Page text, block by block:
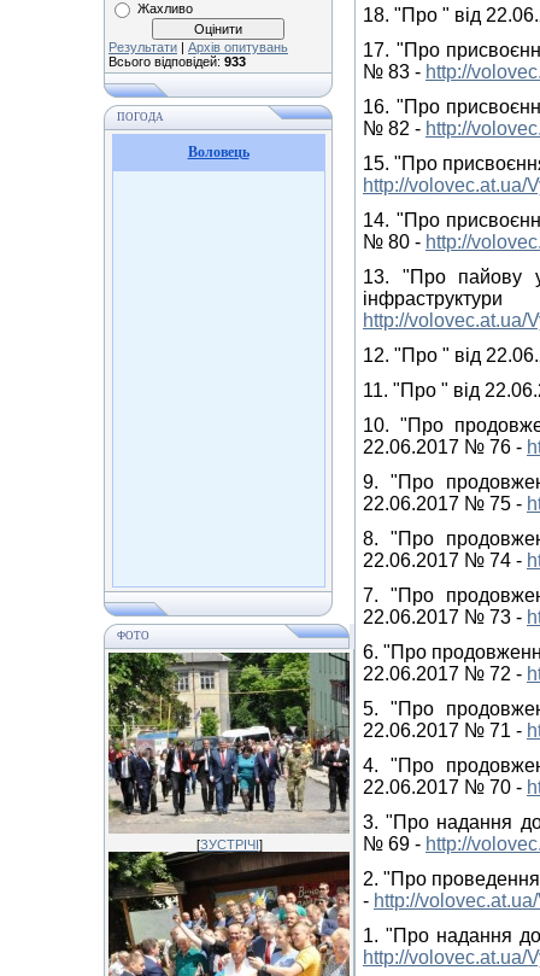
Жахливо
Результати | Архів опитувань
Всього відповідей: 933
ПОГОДА
Воловець
ФОТО
[ЗУСТРІЧІ]
18. "Про " від
17. "Про
№ 83 - http://
16. "Про
№ 82 - http://
15. "Про
http://volovec.at.ua/
14. "Про
№ 80 - http://
13. "Про пайову
http://volovec.at.ua/
12. "Про " від
11. "Про " від
10. "Про
22.06.2017 № 76 -
9. "Про
22.06.2017 № 75 -
8. "Про
22.06.2017 № 74 -
7. "Про
22.06.2017 № 73 -
6. "Про
22.06.2017 № 72 -
5. "Про
22.06.2017 № 71 -
4. "Про
22.06.2017 № 70 -
3. "Про надання
№ 69 - http://
2. "Про
- http://
1. "Про надання
http://volovec.at.ua/